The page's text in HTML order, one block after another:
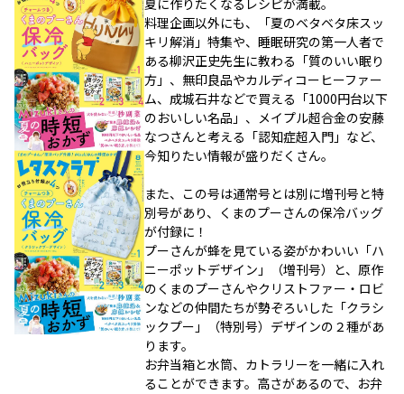
料理企画以外にも、「夏のベタベタ床スッ
キリ解消」特集や、睡眠研究の第一人者で
ある柳沢正史先生に教わる「質のいい眠り
方」、無印良品やカルディコーヒーファー
ム、成城石井などで買える「1000円台以下
のおいしい名品」、メイプル超合金の安藤
なつさんと考える「認知症超入門」など、
今知りたい情報が盛りだくさん。
また、この号は通常号とは別に増刊号と特
別号があり、くまのプーさんの保冷バッグ
が付録に！
プーさんが蜂を見ている姿がかわいい「ハ
ニーポットデザイン」（増刊号）と、原作
のくまのプーさんやクリストファー・ロビ
ンなどの仲間たちが勢ぞろいした「クラシ
ックプー」（特別号）デザインの２種があ
ります。
お弁当箱と水筒、カトラリーを一緒に入れ
ることができます。高さがあるので、お弁